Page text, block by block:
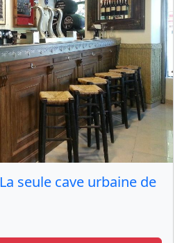
seule cave urbaine de